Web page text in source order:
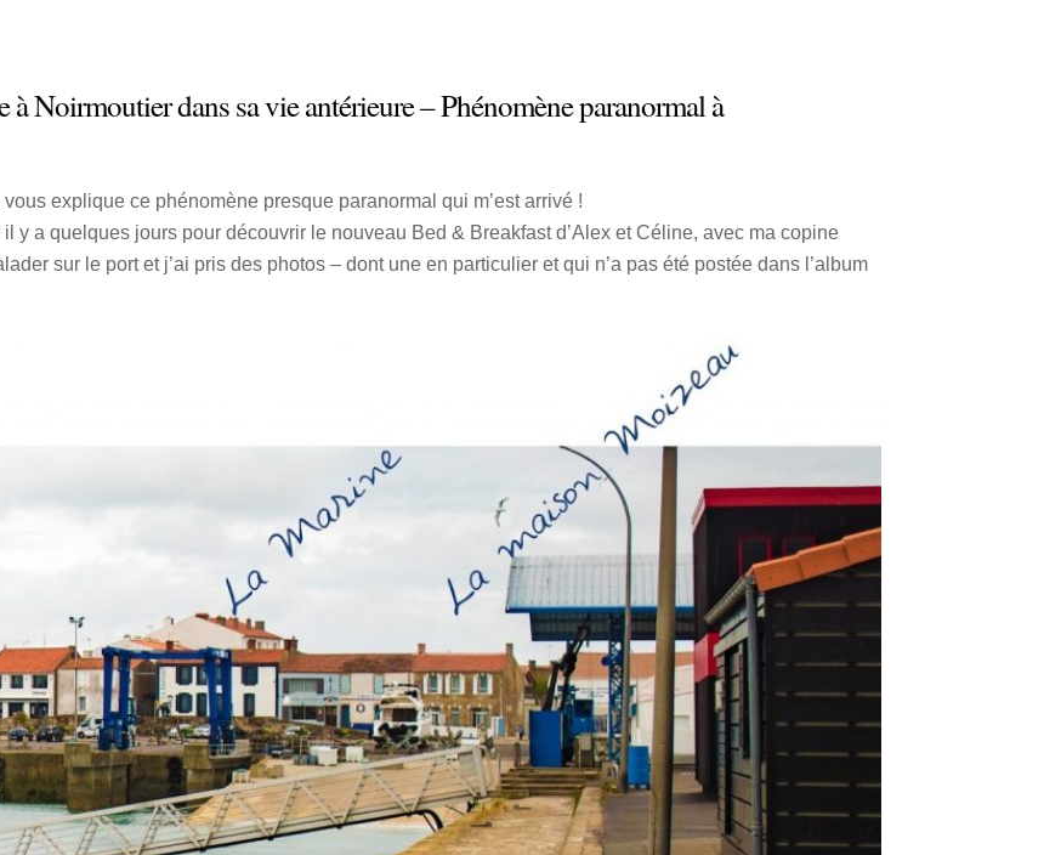
Noirmoutier dans sa vie antérieure – Phénomène paranormal à
explique ce phénomène presque paranormal qui m’est arrivé !
y a quelques jours pour découvrir le nouveau Bed & Breakfast d’Alex et Céline, avec ma copine
sur le port et j’ai pris des photos – dont une en particulier et qui n’a pas été postée dans l’album